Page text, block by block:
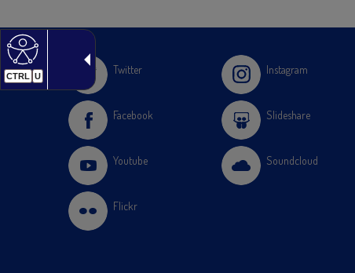
CTRL U
Twitter
Facebook
Youtube
Flickr
Instagram
Slideshare
Soundcloud